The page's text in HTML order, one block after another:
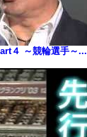
４ ～競輪選手～...